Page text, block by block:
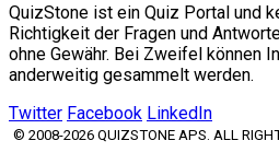
QuizStone ist ein Quiz Portal und
Richtigkeit der Fragen und
ohne Gewähr. Bei Zweifel können
anderweitig gesammelt werden.
Twitter Facebook LinkedIn
© 2008-2026 QUIZSTONE APS. ALL